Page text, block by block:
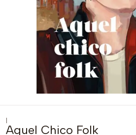
|
Aquel Chico Folk